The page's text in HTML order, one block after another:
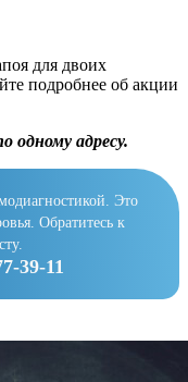
для двоих
подробнее об акции
одному адресу.
Это
Обратитесь к
39-11